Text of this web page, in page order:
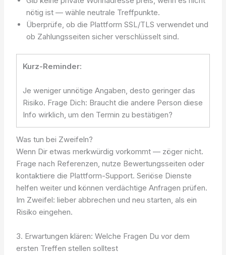
nötig ist — wähle neutrale Treffpunkte.
Überprüfe, ob die Plattform SSL/TLS verwendet und
ob Zahlungsseiten sicher verschlüsselt sind.
Kurz-Reminder:
Je weniger unnötige Angaben, desto geringer das
Risiko. Frage Dich: Braucht die andere Person diese
Info wirklich, um den Termin zu bestätigen?
Was tun bei Zweifeln?
Wenn Dir etwas merkwürdig vorkommt — zöger nicht.
Frage nach Referenzen, nutze Bewertungsseiten oder
kontaktiere die Plattform-Support. Seriöse Dienste
helfen weiter und können verdächtige Anfragen prüfen.
Im Zweifel: lieber abbrechen und neu starten, als ein
Risiko eingehen.
3. Erwartungen klären: Welche Fragen Du vor dem
ersten Treffen stellen solltest